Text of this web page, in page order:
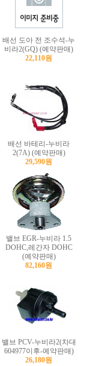
배선 도아 전 조수석-누
비라2(GQ) (예약판매)
22,110원
배선 바테리-누비라
2(7A) (예약판매)
29,590원
밸브 EGR-누비라 1.5
DOHC,레간자 DOHC
(예약판매)
82,160원
밸브 PCV-누비라2(차대
604977이후-예약판매)
26,180원